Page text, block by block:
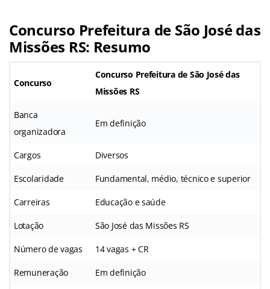
Concurso Prefeitura de São José das
Missões RS: Resumo
Concurso
Concurso Prefeitura de São José das
Missões RS
Banca
organizadora
Em definição
Cargos Diversos
Escolaridade Fundamental, médio, técnico e superior
Carreiras Educação e saúde
Lotação São José das Missões RS
Número de vagas 14 vagas + CR
Remuneração Em definição